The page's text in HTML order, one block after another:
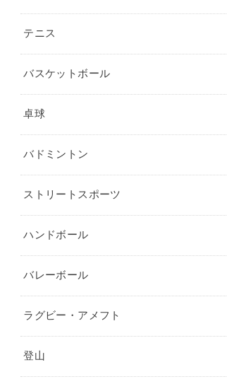
テニス
バスケットボール
卓球
バドミントン
ストリートスポーツ
ハンドボール
バレーボール
ラグビー・アメフト
登山